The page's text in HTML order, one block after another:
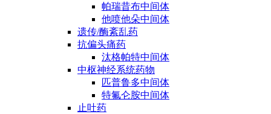
帕瑞昔布中间体
他喷他朵中间体
遗传/酶紊乱药
抗偏头痛药
汰格帕特中间体
中枢神经系统药物
匹普鲁多中间体
特氟仑胺中间体
止吐药